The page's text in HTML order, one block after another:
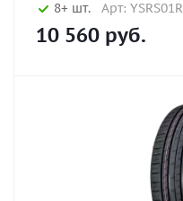
8+ шт. Арт:
10 560 руб.